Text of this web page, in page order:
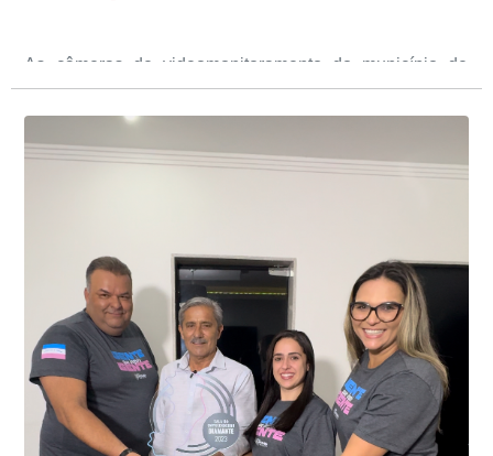
As câmeras de videomonitoramento do município de
Presidente Kennedy identificaram neste fim de semana,
01 de junho, uma motocicleta com indícios de
adulteração, imediatamente, a central de
videomonitoramento acionou a Guarda Civil Municipal,
Durante a abordagem a adulteração foi comprovada,
através da conferência do Chassi, a motocicleta, bem
conta do sistema de videomonitoramento instalado
recentemente em todo o município de Presidente
Kennedy, o sistema é integrado com outros municípios
do país, sendo possível a identificação de veículos por
meio do cruzamento de informações, nesse caso
específico, com dados de uma cidade do Estado do Rio
de Janeiro.
“Mais de 100 câmeras foram instaladas na sede e no
interior de Presidente Kennedy, garantindo mais
segurança à população, seja nas ruas, no comércio, os
produtores agropecuários. Estamos no rumo certo,
parabéns a todos os servidores que contribuem para a